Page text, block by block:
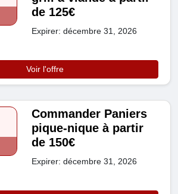
de 125€
Expirer: décembre 31, 2026
Voir l'offre
Commander Paniers
pique-nique à partir
de 150€
Expirer: décembre 31, 2026